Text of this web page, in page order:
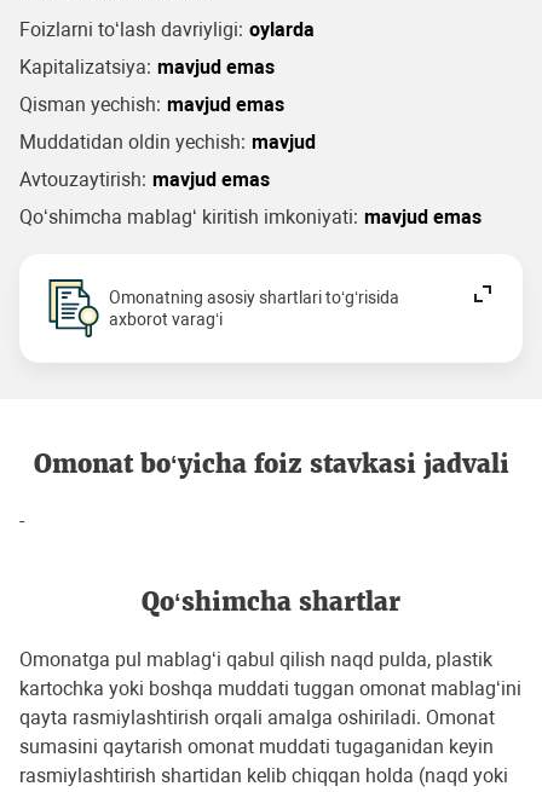
Foizlarni to‘lash davriyligi: oylarda
Kapitalizatsiya: mavjud emas
Qisman yechish: mavjud emas
Muddatidan oldin yechish: mavjud
Avtouzaytirish: mavjud emas
Qo‘shimcha mablag‘ kiritish imkoniyati: mavjud emas
Omonatning asosiy shartlari to‘g‘risida
axborot varag‘i
Omonat bo‘yicha foiz stavkasi jadvali
-
Qo‘shimcha shartlar
Omonatga pul mablag‘i qabul qilish naqd pulda, plastik
kartochka yoki boshqa muddati tuggan omonat mablag‘ini
qayta rasmiylashtirish orqali amalga oshiriladi. Omonat
sumasini qaytarish omonat muddati tugaganidan keyin
rasmiylashtirish shartidan kelib chiqqan holda (naqd yoki